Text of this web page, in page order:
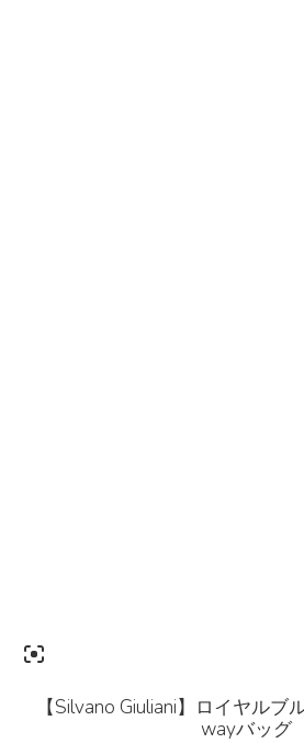
【Silvano Giuliani】ロイヤル
wayバッグ